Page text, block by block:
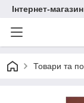
Інтернет-
Товари та